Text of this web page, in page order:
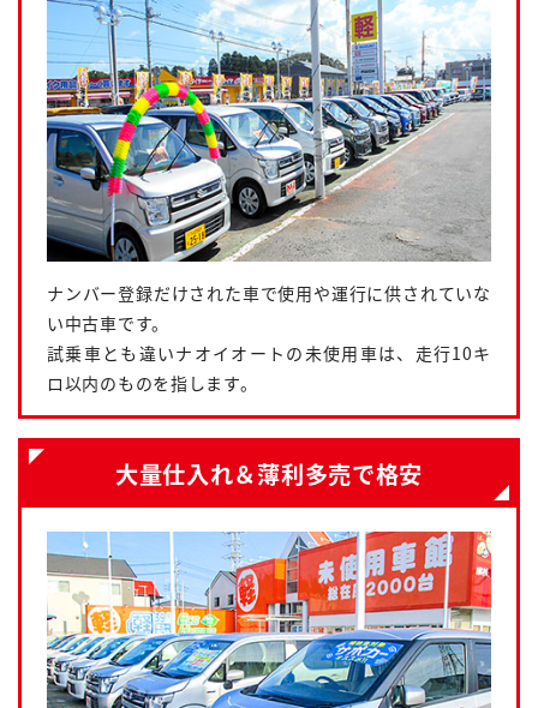
ナンバー登録だけされた車で使用や運行に供されていな
い中古車です。
試乗車とも違いナオイオートの未使用車は、走行10キ
ロ以内のものを指します。
大量仕入れ＆薄利多売で格安